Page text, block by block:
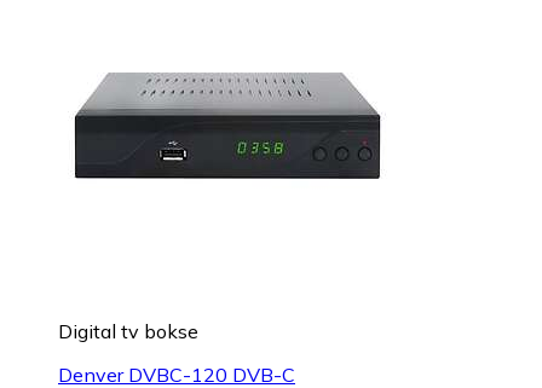
Digital tv bokse
Denver DVBC-120 DVB-C